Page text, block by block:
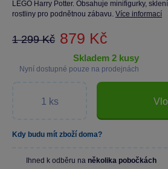
LEGO Harry Potter. Obsahuje minifigurky,
rostliny pro podnětnou zábavu. Více informací
1 299 Kč 879 Kč
skladem 2 kusy
Nyní dostupné pouze na prodejnách
Kdy budu mít zboží doma?
Ihned k odběru na několika pobočkách